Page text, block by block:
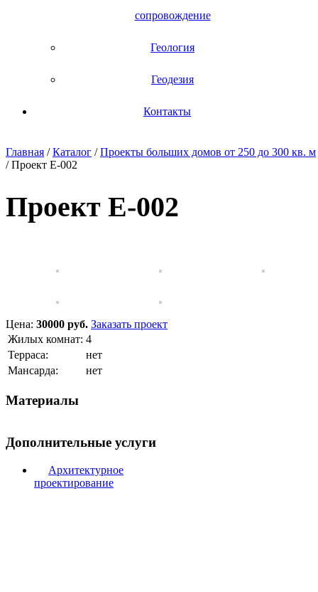
сопровождение
Геология
Геодезия
Контакты
Главная /Каталог /Проекты больших домов от 250 до 300 кв. м
/Проект E-002
Проект E-002
Цена: 30000 руб. Заказать проект
Жилых комнат: 4
Терраса:
нет
Мансарда:
нет
Материалы
Дополнительные услуги
Архитектурное
проектирование